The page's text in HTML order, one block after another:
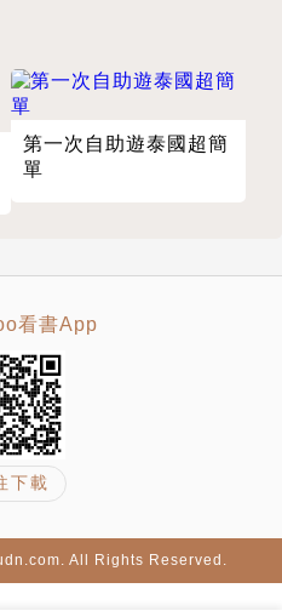
東海岸北段）
）
來了！
第一次自助遊泰國超簡
單
看書App
下載
All Rights Reserved.